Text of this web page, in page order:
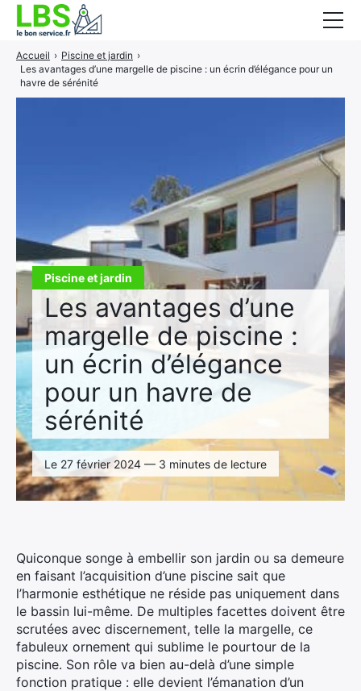
Piscine et jardin
Les avantages d’une
margelle de piscine :
un écrin d’élégance
pour un havre de
sérénité
Le 27 février 2024 — 3 minutes de lecture
Accueil › Piscine et jardin ›
Les avantages d’une margelle de piscine : un écrin d’élégance pour un
havre de sérénité
Quiconque songe à embellir son jardin ou sa demeure
en faisant l’acquisition d’une piscine sait que
l’harmonie esthétique ne réside pas uniquement dans
le bassin lui-même. De multiples facettes doivent être
scrutées avec discernement, telle la margelle, ce
fabuleux ornement qui sublime le pourtour de la
piscine. Son rôle va bien au-delà d’une simple
fonction pratique : elle devient l’émanation d’un
Gros oeuvre